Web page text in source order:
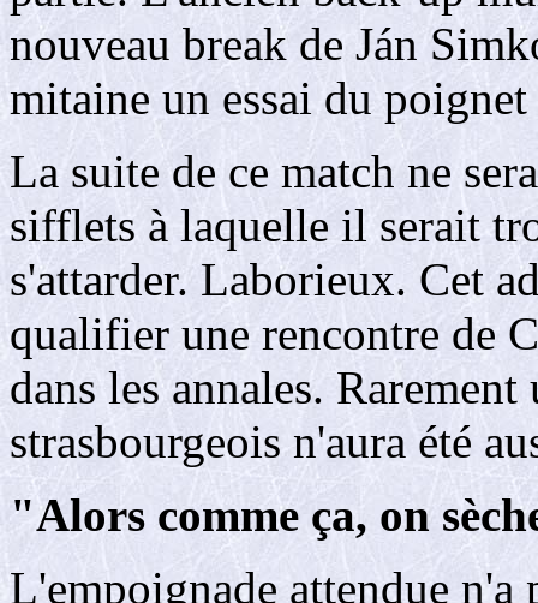
nouveau break de Ján
mitaine un essai du
La suite de ce match ne
sifflets à laquelle il serait
s'attarder. Laborieux. Cet
qualifier une rencontre de
dans les annales.
strasbourgeois n'aura été
"Alors comme ça, on
L'empoignade attendue n'a